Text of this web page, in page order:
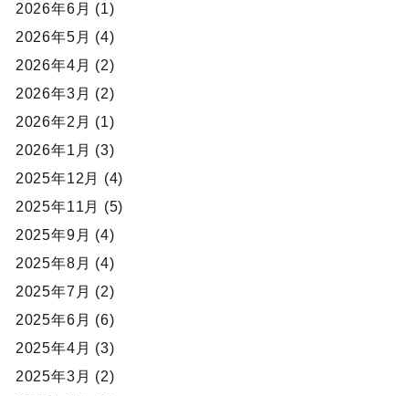
2026年6月 (1)
2026年5月 (4)
2026年4月 (2)
2026年3月 (2)
2026年2月 (1)
2026年1月 (3)
2025年12月 (4)
2025年11月 (5)
2025年9月 (4)
2025年8月 (4)
2025年7月 (2)
2025年6月 (6)
2025年4月 (3)
2025年3月 (2)